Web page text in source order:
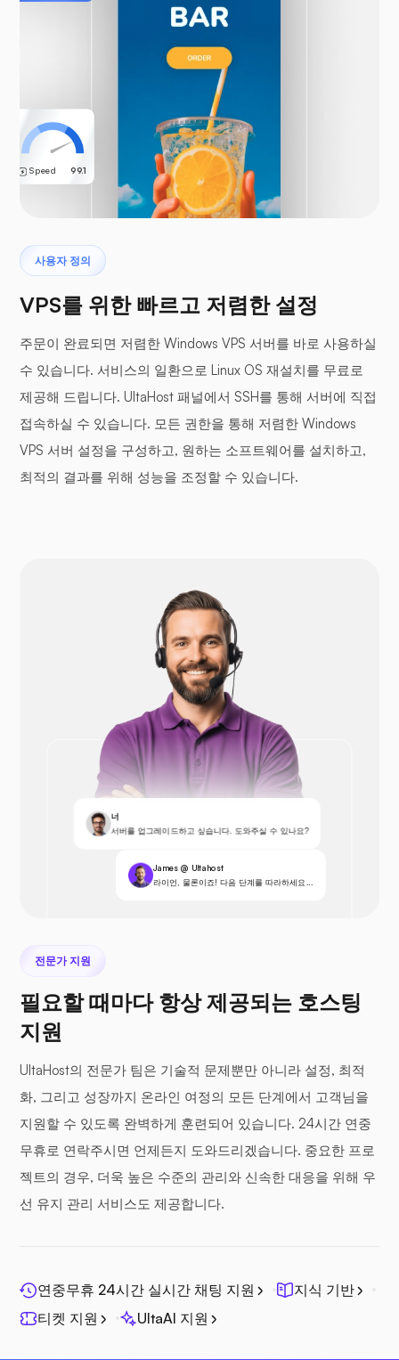
사용자 정의
VPS를 위한 빠르고 저렴한 설정
주문이 완료되면 저렴한 Windows VPS 서버를 바로 사용하실
수 있습니다. 서비스의 일환으로 Linux OS 재설치를 무료로
제공해 드립니다. UltaHost 패널에서 SSH를 통해 서버에 직접
접속하실 수 있습니다. 모든 권한을 통해 저렴한 Windows
VPS 서버 설정을 구성하고, 원하는 소프트웨어를 설치하고,
최적의 결과를 위해 성능을 조정할 수 있습니다.
Speed 99.1
너
서버를 업그레이드하고 싶습니다. 도와주실 수 있나요?
James @ Ultahost
라이언, 물론이죠! 다음 단계를 따라하세요...
전문가 지원
필요할 때마다 항상 제공되는 호스팅
지원
UltaHost의 전문가 팀은 기술적 문제뿐만 아니라 설정, 최적
화, 그리고 성장까지 온라인 여정의 모든 단계에서 고객님을
지원할 수 있도록 완벽하게 훈련되어 있습니다. 24시간 연중
무휴로 연락주시면 언제든지 도와드리겠습니다. 중요한 프로
젝트의 경우, 더욱 높은 수준의 관리와 신속한 대응을 위해 우
선 유지 관리 서비스도 제공합니다.
연중무휴 24시간 실시간 채팅 지원
지식 기반
티켓 지원
UltaAI 지원